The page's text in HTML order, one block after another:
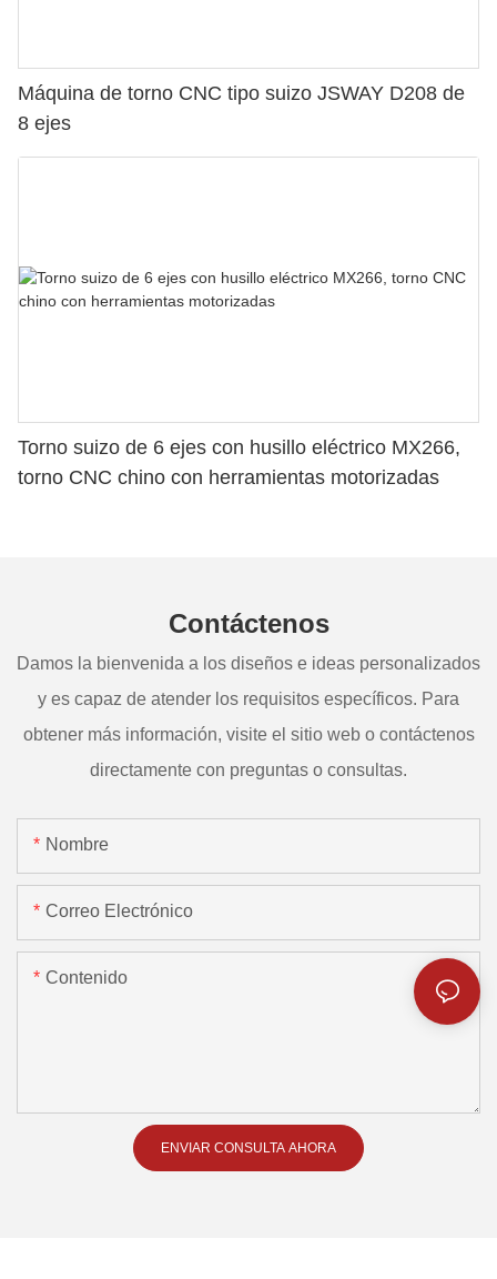
Máquina de torno CNC tipo suizo JSWAY D208 de
8 ejes
Torno suizo de 6 ejes con husillo eléctrico MX266,
torno CNC chino con herramientas motorizadas
Contáctenos
Damos la bienvenida a los diseños e ideas personalizados
y es capaz de atender los requisitos específicos. Para
obtener más información, visite el sitio web o contáctenos
directamente con preguntas o consultas.
Nombre
Correo Electrónico
Contenido
ENVIAR CONSULTA AHORA